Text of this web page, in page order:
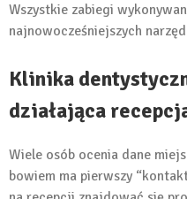
Wszystkie zabiegi
najnowocześniejszych
Klinika
działająca
Wiele osób ocenia dane
bowiem ma pierwszy